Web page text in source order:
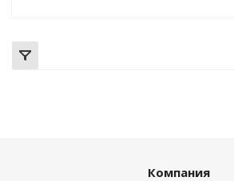
Компания